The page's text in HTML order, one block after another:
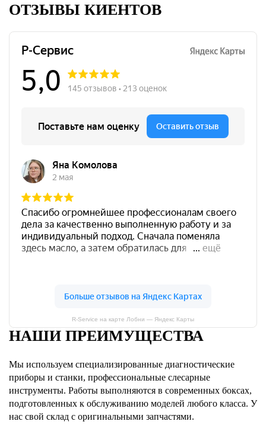
ОТЗЫВЫ КИЕНТОВ
R-Service на карте Лобни — Яндекс Карты
НАШИ ПРЕИМУЩЕСТВА
Мы используем специализированные диагностические
приборы и станки, профессиональные слесарные
инструменты. Работы выполняются в современных боксах,
подготовленных к обслуживанию моделей любого класса. У
нас свой склад с оригинальными запчастями.